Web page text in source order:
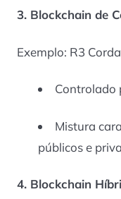
3. Blockchain de
Exemplo: R3
Controlado
Mistura
públicos e
4. Blockchain